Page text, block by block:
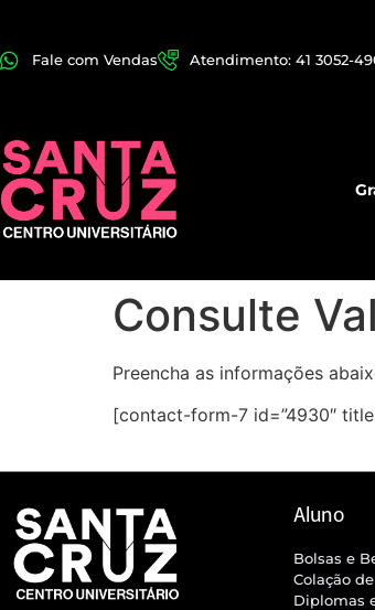
Fale com Vendas Atendimento: 41 3052-
Consulte
Preencha as informações
[contact-form-7 id=”4930″
Aluno
Bolsas e
Colação
Diplomas